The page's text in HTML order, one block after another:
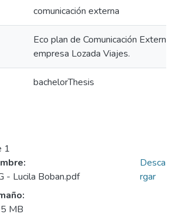
comunicación externa
Eco plan de Comunicación Externa
empresa Lozada Viajes.
bachelorThesis
1
- Lucila Boban.pdf
MB
Desca
rgar